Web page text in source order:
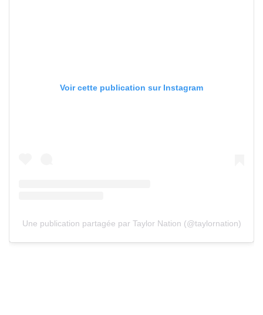
Voir cette publication sur Instagram
Une publication partagée par Taylor Nation (@taylornation)